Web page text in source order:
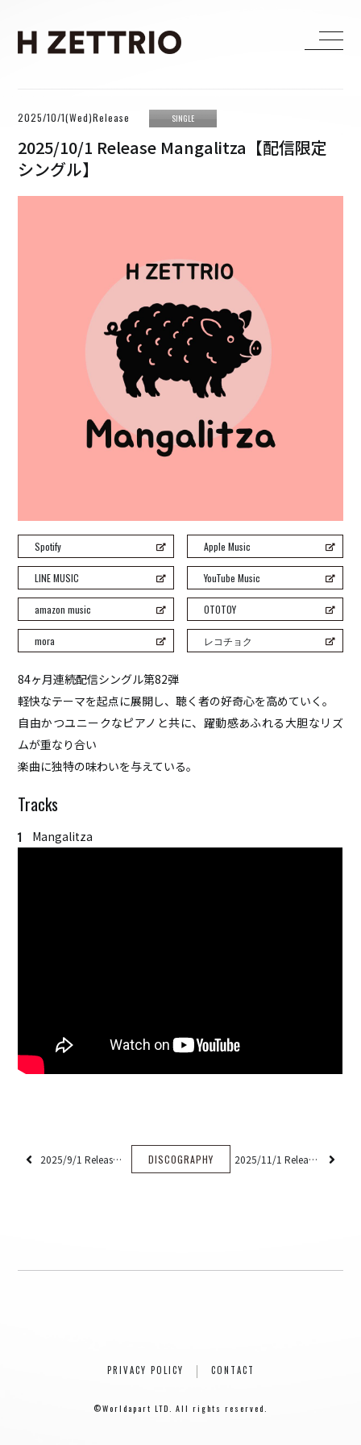
HOME
LIVE
MEDIA
WORKS
Kent Kakitsubata
PE’Z
suzumoku
東京ヒップホップ
COOL DRIVE
pe’zmoku
ABOUT
ACCESS
2025/10/1(Wed)Release SINGLE
2025/10/1 Release Mangalitza【配信限定
シングル】
84ヶ月連続配信シングル第82弾
軽快なテーマを起点に展開し、聴く者の好奇心を高めていく。
自由かつユニークなピアノと共に、躍動感あふれる大胆なリズ
ムが重なり合い
楽曲に独特の味わいを与えている。
Mangalitza
Spotify Apple Music
LINE MUSIC YouTube Music
amazon music OTOTOY
mora レコチョク
2025/9/1 Release Questune【配信限定シングル】 DISCOGRAPHY 2025/11/1 Release All Will Be Fine【配信限定シングル】
PRIVACY POLICY CONTACT
©Worldapart LTD. All rights reserved.